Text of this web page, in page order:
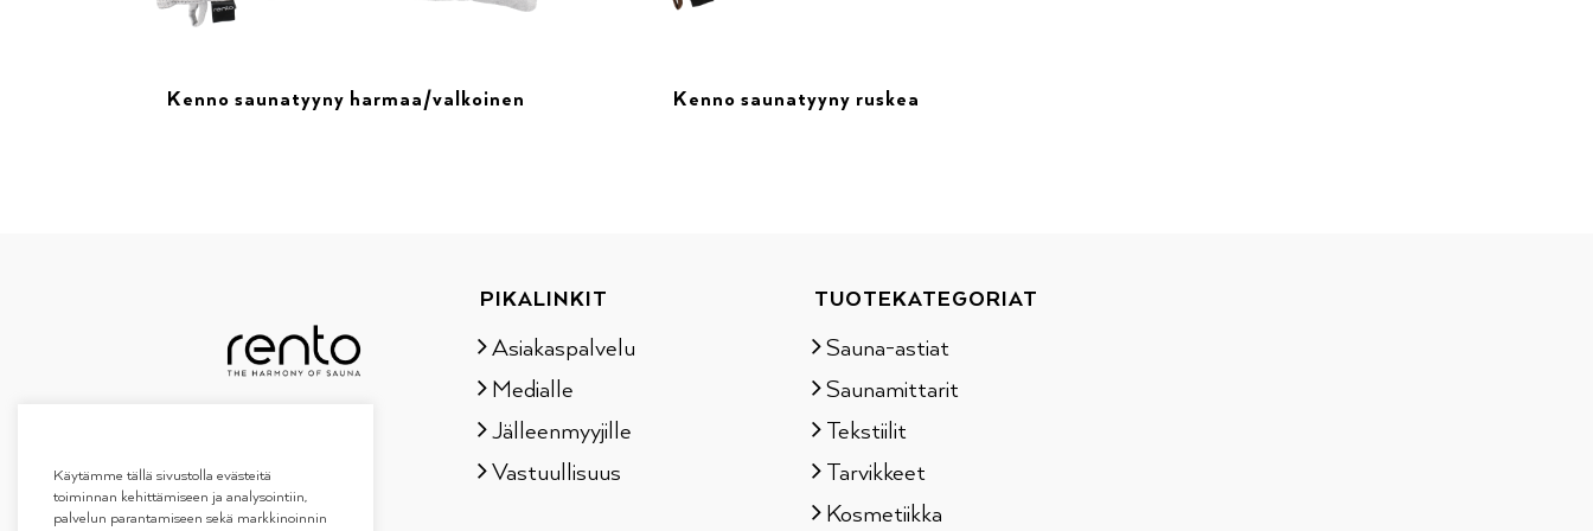
Kenno saunatyyny harmaa/valkoinen Kenno saunatyyny ruskea
PIKALINKIT
Asiakaspalvelu
Medialle
Jälleenmyyjille
Vastuullisuus
TUOTEKATEGORIAT
Sauna-astiat
Saunamittarit
Tekstiilit
Tarvikkeet
Kosmetiikka
Käytämme tällä sivustolla evästeitä
toiminnan kehittämiseen ja analysointiin,
palvelun parantamiseen sekä markkinoinnin